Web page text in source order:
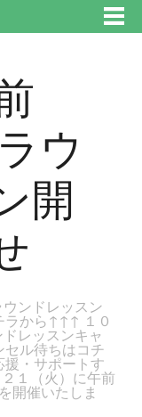
ウ
開
ンドレッスン
ラから↑↑↑ １０
レッスンキャ
ル待ちはコチ
・サポートす
１（火）に午前
開催いたしま